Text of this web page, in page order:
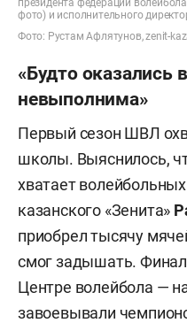
президента федерации
фото) и исполнительного
Фото: Рустам Афлятунов, zenit-
«Будто оказались
невыполнима»
Первый сезон ШВЛ
школы. Выяснилось,
хватает
казанского «Зенита»
приобрел тысячу
смог задышать.
Центре волейбола —
завоевывали